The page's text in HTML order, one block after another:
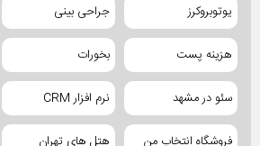
یوتوبروکرز جراحی بینی
هزینه پست بخورات
سئو در مشهد نرم افزار CRM
فروشگاه انتخاب من هتل های تهران